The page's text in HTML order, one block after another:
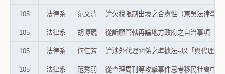
105 法律系 范文清 論欠稅限制出境之合憲性（東吳法律學
105 法律系 胡博硯 從訴願管轄再論地方政府之自治事項（
105 法律系 何佳芳 論涉外代理關係之準據法--以「與代理行
105 法律系 范秀羽 從查理周刊等攻擊事件思考移民社會中